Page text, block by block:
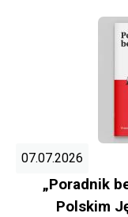
07.07.2026
„Poradnik
Polskim